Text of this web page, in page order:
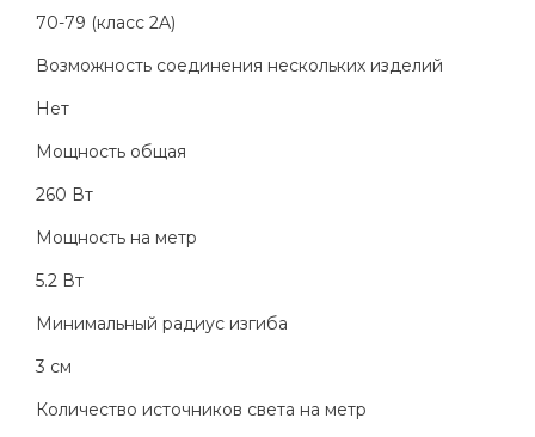
70-79 (класс 2A)
Возможность соединения нескольких изделий
Нет
Мощность общая
260 Вт
Мощность на метр
5.2 Вт
Минимальный радиус изгиба
3 см
Количество источников света на метр